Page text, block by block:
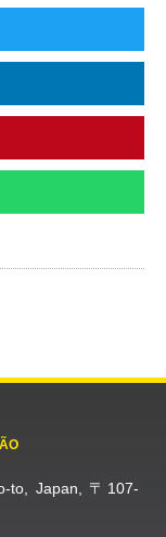
to, Japan, 〒107-